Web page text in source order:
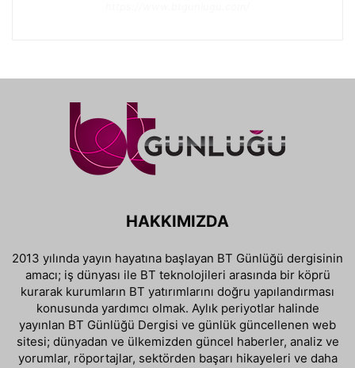
HAKKIMIZDA
2013 yılında yayın hayatına başlayan BT Günlüğü dergisinin
amacı; iş dünyası ile BT teknolojileri arasında bir köprü
kurarak kurumların BT yatırımlarını doğru yapılandırması
konusunda yardımcı olmak. Aylık periyotlar halinde
yayınlan BT Günlüğü Dergisi ve günlük güncellenen web
sitesi; dünyadan ve ülkemizden güncel haberler, analiz ve
yorumlar, röportajlar, sektörden başarı hikayeleri ve daha